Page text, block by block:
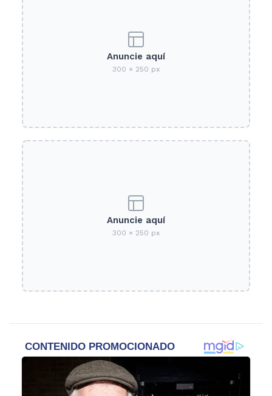
Anuncie aquí
300 × 250 px
Anuncie aquí
300 × 250 px